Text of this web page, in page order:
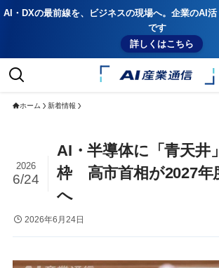
AI・DXの最前線を、ビジネスの現場へ。企業のAI
です
詳しくはこちら
ホーム 新着情報
AI・半導体に「青天井
枠 高市首相が2027年
へ
2026
6/24
2026年6月24日